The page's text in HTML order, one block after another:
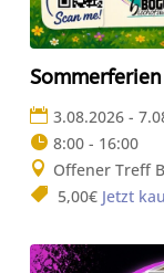
3.08.2026 -
8:00 - 16:00
Offener Treff
5,00€ Jetzt